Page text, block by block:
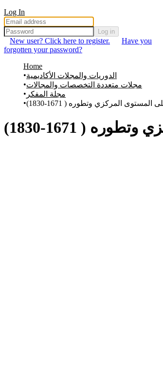
Log In
Log in
New user? Click here to register.
Have you
forgotten your password?
Home
الدوريات والمجلات الأكاديمية
مجلات متعددة التخصصات والمجالات
مجلة المفكر
المركزي وتطوره ( 1671-1830)
( 1671-1830)